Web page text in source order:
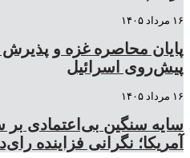
۱۶ مرداد ۱۴۰۵
پایان محاصره غزه و پذیرش
پیش‌روی اسرائیل
۱۶ مرداد ۱۴۰۵
آمریکا؛ نگرانی فزاینده